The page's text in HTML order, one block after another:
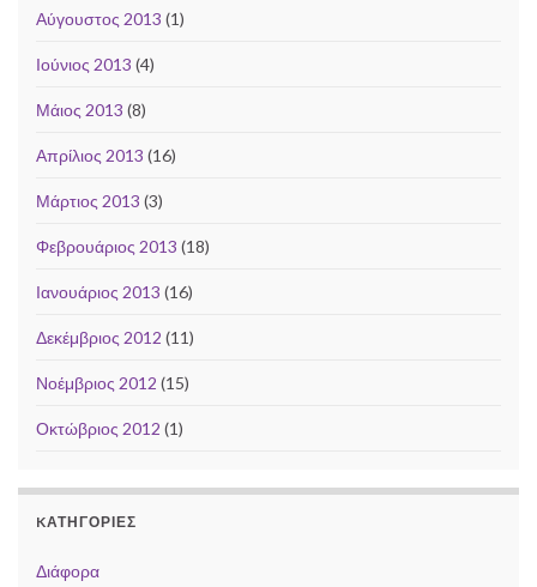
Αύγουστος 2013 (1)
Ιούνιος 2013 (4)
Μάιος 2013 (8)
Απρίλιος 2013 (16)
Μάρτιος 2013 (3)
Φεβρουάριος 2013 (18)
Ιανουάριος 2013 (16)
Δεκέμβριος 2012 (11)
Νοέμβριος 2012 (15)
Οκτώβριος 2012 (1)
KΑΤΗΓΟΡΊΕΣ
Διάφορα